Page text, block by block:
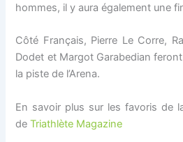
hommes, il y aura également une
Côté Français, Pierre Le Corre,
Dodet et Margot Garabedian
la piste de l’Arena.
En savoir plus sur les favoris de
deTriathlète Magazine